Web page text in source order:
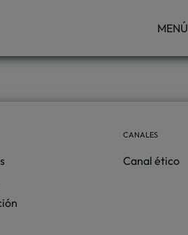
MENÚ
CANALES
Canal ético